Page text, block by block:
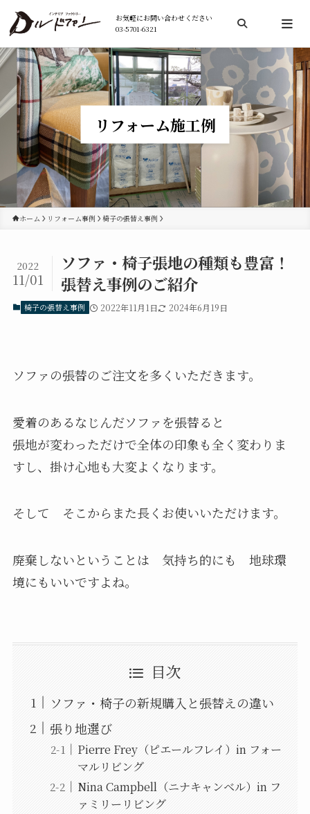
お気軽にお問い合わせください
03-5701-6321
検索
リフォーム施工例
ホーム リフォーム事例 椅子の張替え事例
ソファ・椅子張地の種類も豊富！
張替え事例のご紹介
2022
11/01
椅子の張替え事例 2022年11月1日 2024年6月19日
ソファの張替のご注文を多くいただきます。
愛着のあるなじんだソファを張替ると
張地が変わっただけで全体の印象も全く変わりま
すし、掛け心地も大変よくなります。
そして そこからまた長くお使いいただけます。
廃棄しないということは 気持ち的にも 地球環
境にもいいですよね。
目次
ソファ・椅子の新規購入と張替えの違い
張り地選び
Pierre Frey（ピエールフレイ）in フォー
マルリビング
Nina Campbell（ニナキャンベル）in フ
ァミリーリビング